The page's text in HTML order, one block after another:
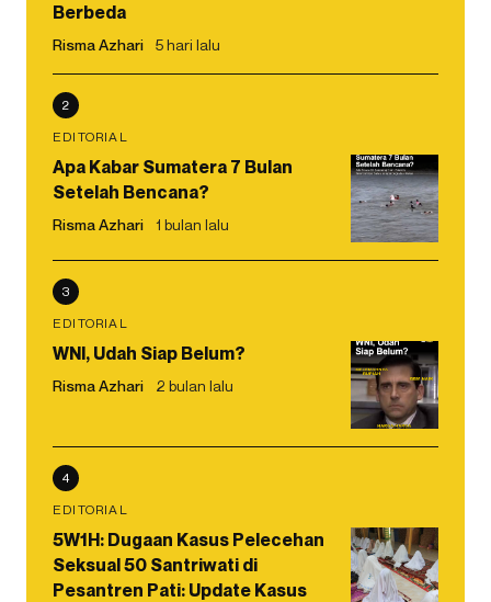
Berbeda
Risma Azhari 5 hari lalu
2
EDITORIAL
Apa Kabar Sumatera 7 Bulan
Setelah Bencana?
Risma Azhari 1 bulan lalu
3
EDITORIAL
WNI, Udah Siap Belum?
Risma Azhari 2 bulan lalu
4
EDITORIAL
5W1H: Dugaan Kasus Pelecehan
Seksual 50 Santriwati di
Pesantren Pati: Update Kasus